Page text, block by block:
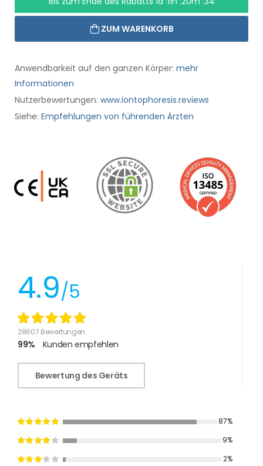
ZUM WARENKORB
Anwendbarkeit auf den ganzen Körper: mehr
Informationen
Nutzerbewertungen: www.iontophoresis.reviews
Siehe: Empfehlungen von führenden Ärzten
4.9/5
28607 Bewertungen
99% Kunden empfehlen
Bewertung des Geräts
87%
9%
2%